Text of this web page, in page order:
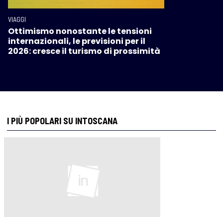
VIAGGI
Ottimismo nonostante le tensioni
internazionali, le previsioni per il
2026: cresce il turismo di prossimità
I PIÙ POPOLARI SU INTOSCANA